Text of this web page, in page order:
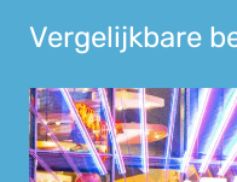
Vergelijkbare